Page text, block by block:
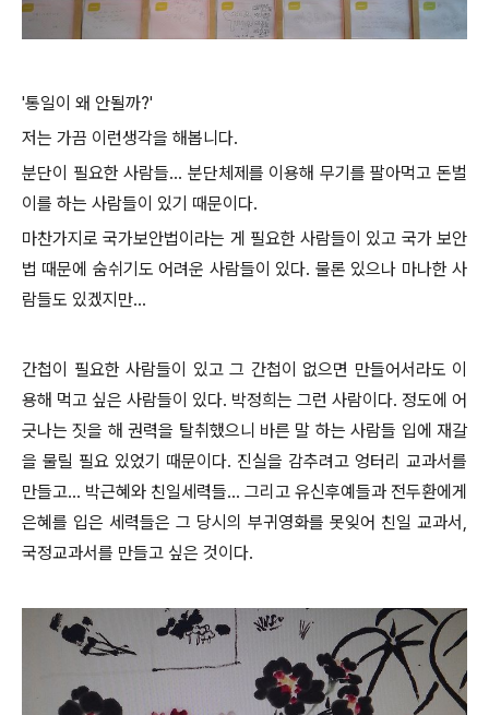
'통일이 왜 안될까?'
저는 가끔 이런생각을 해봅니다.
분단이 필요한 사람들... 분단체제를 이용해 무기를 팔아먹고 돈벌
이를 하는 사람들이 있기 때문이다.
마찬가지로 국가보안법이라는 게 필요한 사람들이 있고 국가 보안
법 때문에 숨쉬기도 어려운 사람들이 있다. 물론 있으나 마나한 사
람들도 있겠지만...
간첩이 필요한 사람들이 있고 그 간첩이 없으면 만들어서라도 이
용해 먹고 싶은 사람들이 있다. 박정희는 그런 사람이다. 정도에 어
긋나는 짓을 해 권력을 탈취했으니 바른 말 하는 사람들 입에 재갈
을 물릴 필요 있었기 때문이다. 진실을 감추려고 엉터리 교과서를
만들고... 박근혜와 친일세력들... 그리고 유신후예들과 전두환에게
은혜를 입은 세력들은 그 당시의 부귀영화를 못잊어 친일 교과서,
국정교과서를 만들고 싶은 것이다.